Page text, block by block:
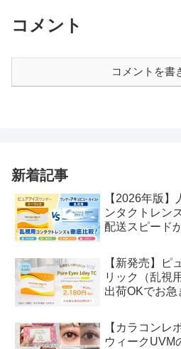
コメント
コメントを書
新着記事
【2026年版
ンタクトレン
配送スピード
【新発売】ピ
リック（乱視
出荷OKでお急
【カラコンレ
ウィークUVM